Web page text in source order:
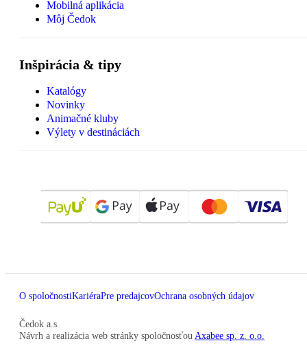
Mobilná aplikácia
Môj Čedok
Inšpirácia & tipy
Katalógy
Novinky
Animačné kluby
Výlety v destináciách
O spoločnostiKariéraPre predajcovOchrana osobných údajov
Čedok a.s
Návrh a realizácia web stránky spoločnosťou Axabee sp. z. o.o.